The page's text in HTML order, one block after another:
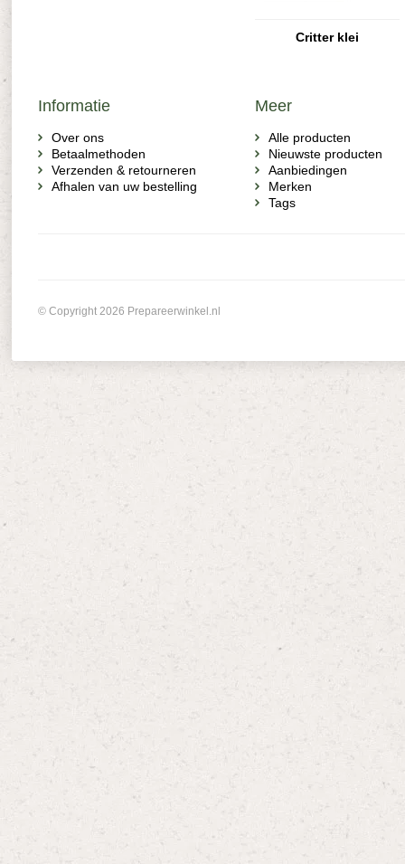
Critter klei
Informatie
Over ons
Betaalmethoden
Verzenden & retourneren
Afhalen van uw bestelling
Meer
Alle producten
Nieuwste producten
Aanbiedingen
Merken
Tags
© Copyright 2026 Prepareerwinkel.nl